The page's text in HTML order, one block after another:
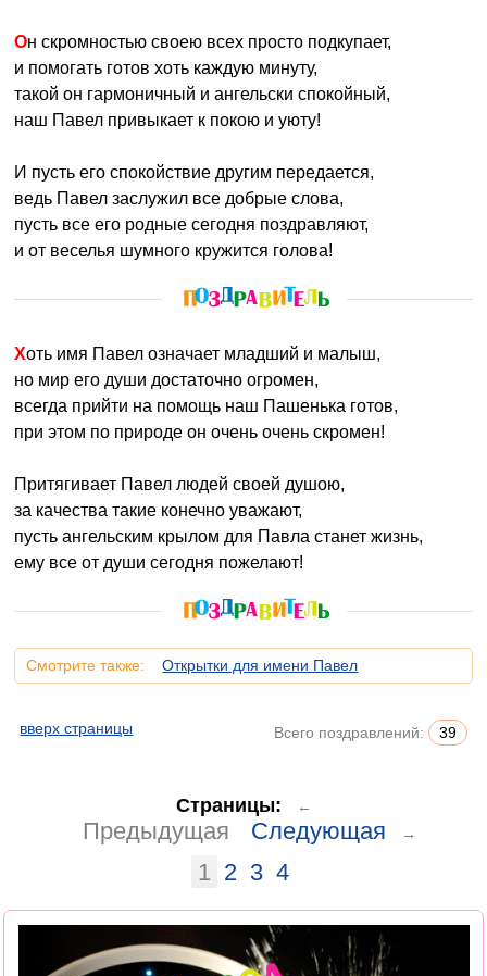
Он скромностью своею всех просто подкупает,
и помогать готов хоть каждую минуту,
такой он гармоничный и ангельски спокойный,
наш Павел привыкает к покою и уюту!
И пусть его спокойствие другим передается,
ведь Павел заслужил все добрые слова,
пусть все его родные сегодня поздравляют,
и от веселья шумного кружится голова!
Хоть имя Павел означает младший и малыш,
но мир его души достаточно огромен,
всегда прийти на помощь наш Пашенька готов,
при этом по природе он очень очень скромен!
Притягивает Павел людей своей душою,
за качества такие конечно уважают,
пусть ангельским крылом для Павла станет жизнь,
ему все от души сегодня пожелают!
Смотрите также: Открытки для имени Павел
вверх страницы Всего поздравлений: 39
Страницы: ←
Предыдущая Следующая →
1 2 3 4